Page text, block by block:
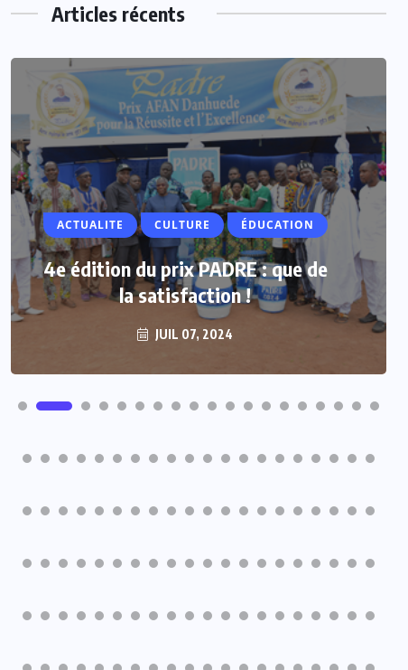
Articles récents
ACTUALITE CULTURE ÉDUCATION
4e édition du prix PADRE : que de
la satisfaction !
JUIL 07, 2024